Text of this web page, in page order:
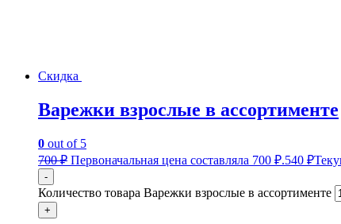
Скидка
Варежки взрослые в ассортименте
0 out of 5
700₽ Первоначальная цена составляла 700 ₽.540 ₽
-
Количество товара Варежки взрослые в ассортименте
+